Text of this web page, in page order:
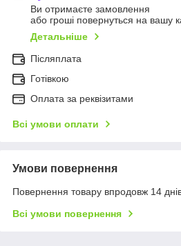
Ви отримаєте замовлення
або гроші повернуться на вашу
Детальніше
Післяплата
Готівкою
Оплата за реквізитами
Всі умови оплати
Умови повернення
Повернення товару впродовж 14
Всі умови повернення